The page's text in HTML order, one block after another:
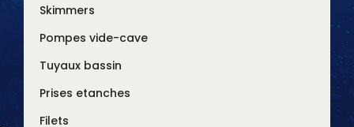
Skimmers
Pompes vide-cave
Tuyaux bassin
Prises etanches
Filets